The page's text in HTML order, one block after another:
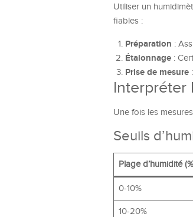
Utiliser un
fiables :
Préparation :
Étalonnage :
Prise de mesure
Interpréter
Une fois les
Seuils
Plage d’humidité
0-10%
10-20%